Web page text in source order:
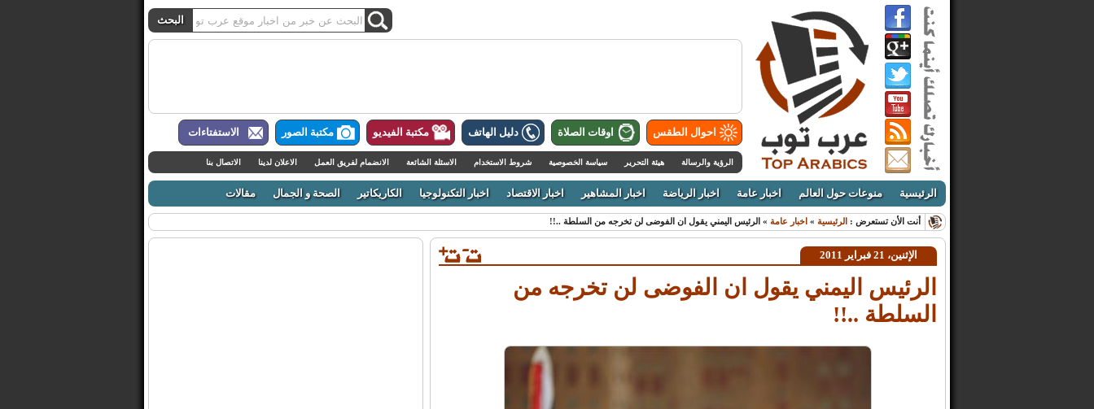
احوال الطقس اوقات الصلاة دليل الهاتف مكتبة الفيديو مكتبة الصور الاستفتاءات
الرؤية والرسالة هيئة التحرير سياسة الخصوصية شروط الاستخدام الاسئلة الشائعة الانضمام لفريق العمل الاعلان لدينا الاتصال بنا
الرئيسية منوعات حول العالم اخبار عامة اخبار الرياضة اخبار المشاهير اخبار الاقتصاد اخبار التكنولوجيا الكاريكاتير الصحة و الجمال مقالات
أنت الأن تستعرض : الرئيسية » اخبار عامة » الرئيس اليمني يقول ان الفوضى لن تخرجه من السلطة ..!!
الإثنين، 21 فبراير 2011
الرئيس اليمني يقول ان الفوضى لن تخرجه من
السلطة ..!!